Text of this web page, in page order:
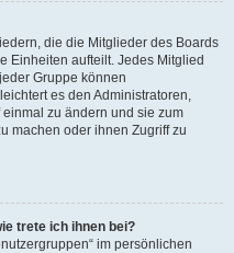
die die Mitglieder des Boards
Einheiten aufteilt. Jedes Mitglied
Gruppe können
es den Administratoren,
zu ändern und sie zum
machen oder ihnen Zugriff zu
trete ich ihnen bei?
im persönlichen